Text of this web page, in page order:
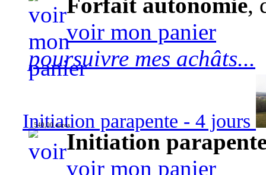
voir mon panier
poursuivre mes achâts...
Initiation parapente - 4 jours
540,00 euros
Initiation
voir mon panier